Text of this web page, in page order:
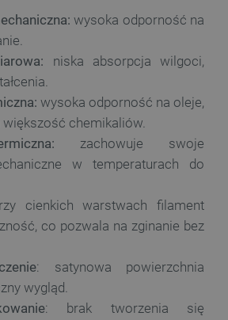
wysoka odporność na
niska absorpcja wilgoci,
wysoka odporność na oleje,
większość chemikaliów.
zachowuje swoje
w temperaturach do
cienkich warstwach filament
co pozwala na zginanie bez
: satynowa powierzchnia
wygląd.
: brak tworzenia się